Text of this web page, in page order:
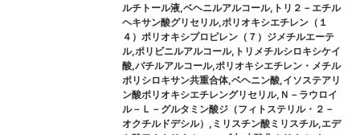
ルチトール液,ベヘニルアルコール,トリ２－エチル
ヘキサン酸グリセリル,ポリオキシエチレン（１
４）ポリオキシプロピレン（７）ジメチルエーテ
ル,ポリビニルアルコール,トリメチルシロキシケイ
酸,バチルアルコール,ポリオキシエチレン・メチル
ポリシロキサン共重合体,ベヘニン酸,イソステアリ
ン酸ポリオキシエチレングリセリル,Ｎ－ラウロイ
ル－Ｌ－グルタミン酸ジ（フィトステリル・２－
オクチルドデシル）,ミリスチン酸ミリスチル,エデ